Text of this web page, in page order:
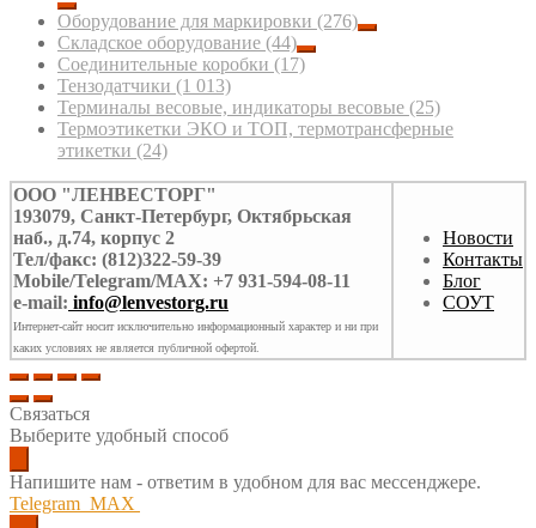
Оборудование для маркировки (276)
Складское оборудование (44)
Соединительные коробки (17)
Тензодатчики (1 013)
Терминалы весовые, индикаторы весовые (25)
Термоэтикетки ЭКО и ТОП, термотрансферные
этикетки (24)
ООО "ЛЕНВЕСТОРГ"
193079, Санкт-Петербург, Октябрьская
наб., д.74, корпус 2
Тел/факс: (812)322-59-39
Mobile/Telegram/MAX: +7 931-594-08-11
e-mail: info@lenvestorg.ru
Интернет-сайт носит исключительно информационный характер и ни при
каких условиях не является публичной офертой.
Новости
Контакты
Блог
СОУТ
Связаться
Выберите удобный способ
Напишите нам - ответим в удобном для вас мессенджере.
Telegram MAX